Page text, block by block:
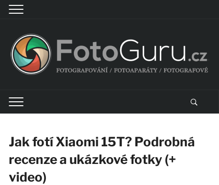
Jak fotí Xiaomi 15T? Podrobná
recenze a ukázkové fotky (+
video)